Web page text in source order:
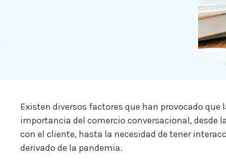
Existen diversos factores que han provocado que
importancia del comercio conversacional, desde
con el cliente, hasta la necesidad de tener
derivado de la pandemia.